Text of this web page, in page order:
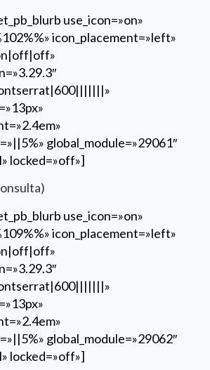
use_icon=»on»
icon_placement=»left»
global_module=»29061″
locked=»off»]
use_icon=»on»
icon_placement=»left»
global_module=»29062″
locked=»off»]